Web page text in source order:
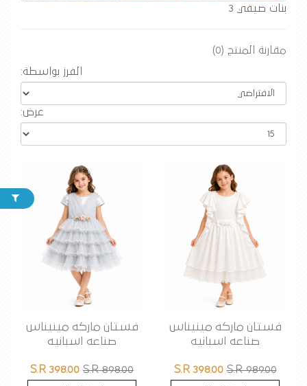
بنات صيفي 3
مقارنة المنتج (0)
الفرز بواسطة:
عرض:
فستان ماركه مينيناس
صناعه اسبانيه
S.R 398.00 S.R 989.00
فستان ماركه مينيناس
صناعه اسبانيه
S.R 398.00 S.R 898.00